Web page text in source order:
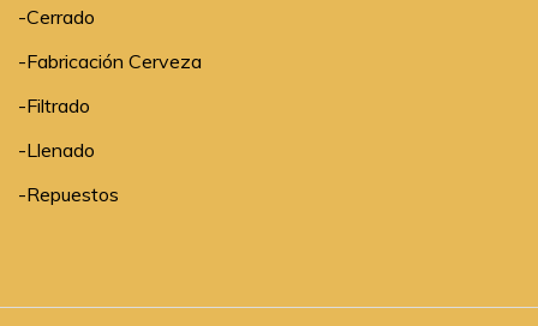
-Cerrado
-Fabricación Cerveza
-Filtrado
-Llenado
-Repuestos